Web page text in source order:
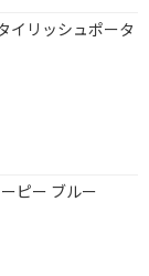
イリッシュポータ
ピー ブルー